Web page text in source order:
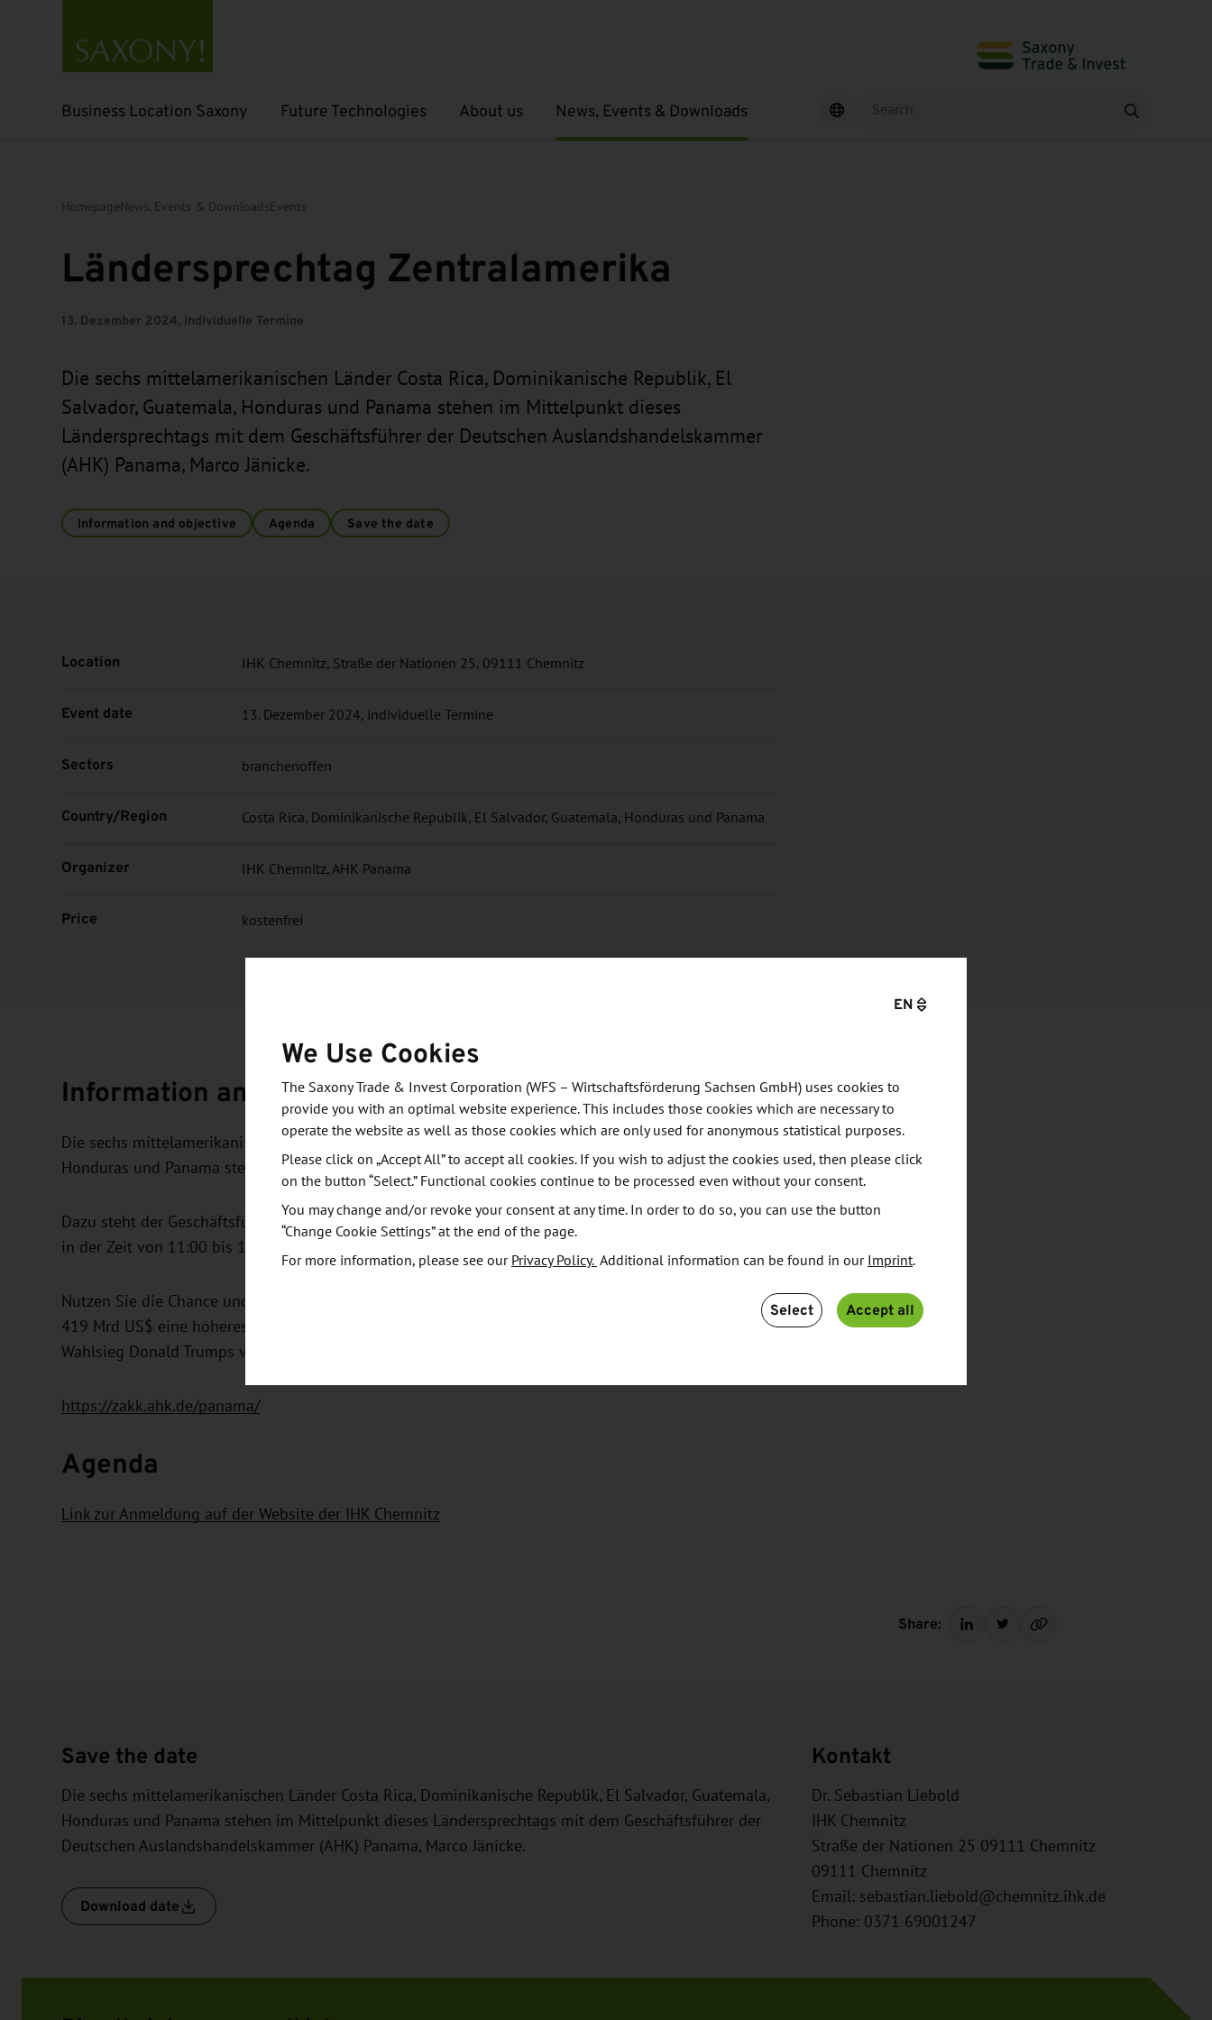
Business Location Saxony
Open submenu Future Technologies
Open submenu About us
Open submenu News, Events & Downloads
Open submenu Find
Homepage News, Events & Downloads Events
Ländersprechtag Zentralamerika
13. Dezember 2024, individuelle Termine
Die sechs mittelamerikanischen Länder Costa Rica, Dominikanische Republik, El
Salvador, Guatemala, Honduras und Panama stehen im Mittelpunkt dieses
Ländersprechtags mit dem Geschäftsführer der Deutschen Auslandshandelskammer
(AHK) Panama, Marco Jänicke.
Information and objective Agenda Save the date
Location IHK Chemnitz, Straße der Nationen 25, 09111 Chemnitz
Event date 13. Dezember 2024, individuelle Termine
Sectors branchenoffen
Country/Region Costa Rica, Dominikanische Republik, El Salvador, Guatemala, Honduras und Panama
Organizer IHK Chemnitz, AHK Panama
Price kostenfrei
Information and objective
Die sechs mittelamerikanischen Länder Costa Rica, Dominikanische Republik, El Salvador, Guatemala,
Honduras und Panama stehen im Mittelpunkt dieses Ländersprechtags.
Dazu steht der Geschäftsführer der Deutschen Auslandshandelskammer (AHK) Panama, Marco Jänicke,
in der Zeit von 11:00 bis 14:00 Uhr für Einzelgespräche von jeweils 30 Minuten zur Verfügung.
Nutzen Sie die Chance und informieren Sie sich über eine Region mit 55 Mio. Einwohnern, die mit
419 Mrd US$ eine höheres Bruttoinlandsprodukt (BIP) als Kolumbien aufweist und sich nach dem
Wahlsieg Donald Trumps verstärkt Asien und Europa zuwenden wird.
https://zakk.ahk.de/panama/
Agenda
Link zur Anmeldung auf der Website der IHK Chemnitz
Share:
Save the date
Die sechs mittelamerikanischen Länder Costa Rica, Dominikanische Republik, El Salvador, Guatemala,
Honduras und Panama stehen im Mittelpunkt dieses Ländersprechtags mit dem Geschäftsführer der
Deutschen Auslandshandelskammer (AHK) Panama, Marco Jänicke.
Download date
Kontakt
Dr. Sebastian Liebold
IHK Chemnitz
Straße der Nationen 25 09111 Chemnitz
09111 Chemnitz
Email: sebastian.liebold@chemnitz.ihk.de
Phone: 0371 69001247
EN
We Use Cookies
The Saxony Trade & Invest Corporation (WFS – Wirtschaftsförderung Sachsen GmbH) uses cookies to
provide you with an optimal website experience. This includes those cookies which are necessary to
operate the website as well as those cookies which are only used for anonymous statistical purposes.
Please click on „Accept All” to accept all cookies. If you wish to adjust the cookies used, then please click
on the button “Select.” Functional cookies continue to be processed even without your consent.
You may change and/or revoke your consent at any time. In order to do so, you can use the button
“Change Cookie Settings” at the end of the page.
For more information, please see our Privacy Policy. Additional information can be found in our Imprint.
Select Accept all